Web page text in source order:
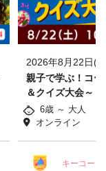
2026年8月22日(
親子で学ぶ！コ
＆クイズ大会～
6歳 ～ 大人
オンライン
キーコーヒ